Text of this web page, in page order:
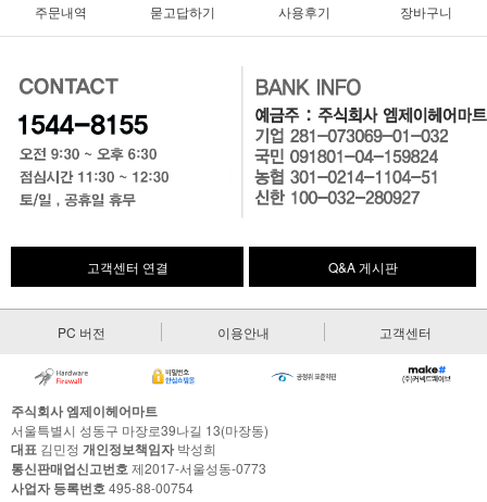
주문내역 묻고답하기 사용후기 장바구니
고객센터 연결 Q&A 게시판
PC 버전 이용안내 고객센터
주식회사 엠제이헤어마트
서울특별시 성동구 마장로39나길 13(마장동)
대표 김민정 개인정보책임자박성희
통신판매업신고번호제2017-서울성동-0773
사업자 등록번호495-88-00754